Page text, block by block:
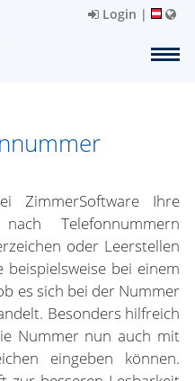
Login |
ZimmerSoftware Ihre
Telefonnummern
oder Leerstellen
bei einem
es sich bei der Nummer
Besonders hilfreich
Nummer nun auch mit
eingeben können.